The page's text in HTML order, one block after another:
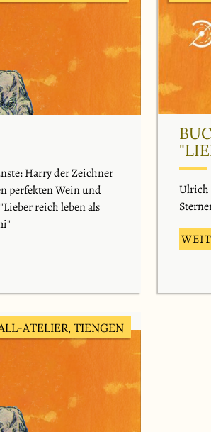
Harry der Zeichner
perfekten Wein und
reich leben als
Ulrich
ATELIER, TIENGEN